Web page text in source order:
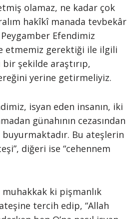
olamaz, ne kadar çok
hakîkî manada tevbekâr
Peygamber Efendimiz
etmemiz gerektiği ile ilgili
şekilde araştırıp,
yerine getirmeliyiz.
isyan eden insanın, iki
günahının cezasından
buyurmaktadır. Bu ateşlerin
diğeri ise “cehennem
muhakkak ki pişmanlık
tercih edip, “Allah